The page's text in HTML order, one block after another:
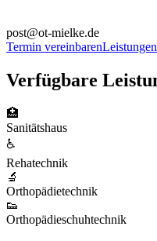
post@ot-mielke.de
Termin vereinbaren
Verfügbare
🏥
Sanitätshaus
♿
Rehatechnik
🔬
Orthopädietechnik
👟
Orthopädieschuhtechnik